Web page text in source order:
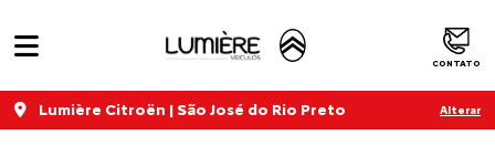
CONTATO
Lumière Citroën | São José do Rio Preto Alterar